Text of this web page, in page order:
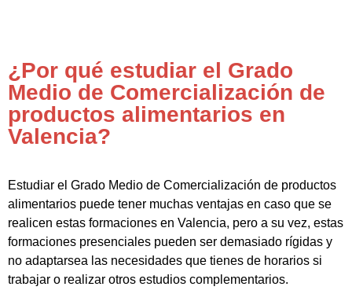
¿Por qué estudiar el Grado
Medio de Comercialización de
productos alimentarios en
Valencia?
Estudiar el Grado Medio de Comercialización de productos
alimentarios puede tener muchas ventajas en caso que se
realicen estas formaciones en Valencia, pero a su vez, estas
formaciones presenciales pueden ser demasiado rígidas y
no adaptarsea las necesidades que tienes de horarios si
trabajar o realizar otros estudios complementarios.